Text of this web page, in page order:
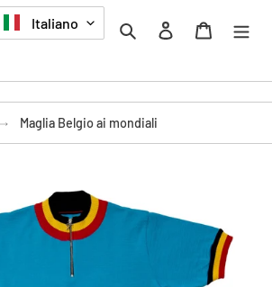
Italiano Cerca Accedi Carrello
Maglia Belgio ai mondiali